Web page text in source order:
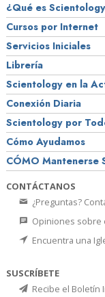
¿Qué es
Cursos por Internet
Servicios Iniciales
Librería
Scientology en la
Conexión Diaria
Scientology por
Cómo Ayudamos
CÓMO Mantenerse
CONTÁCTANOS
¿Preguntas?
Opiniones sobre
Encuentra una
SUSCRÍBETE
Recibe el Boletín